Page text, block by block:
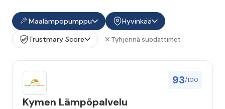
Maalämpöpumppu
Hyvinkää
Trustmary Score
Tyhjennä suodattimet
93/100
Kymen Lämpöpalvelu